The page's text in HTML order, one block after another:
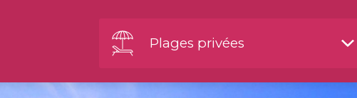
Plages privées